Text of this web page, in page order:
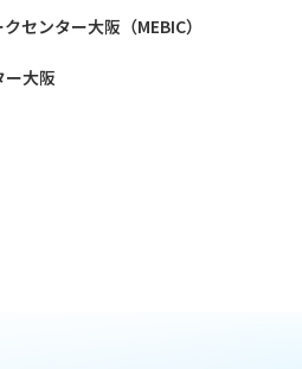
センター大阪（MEBIC）
ー大阪